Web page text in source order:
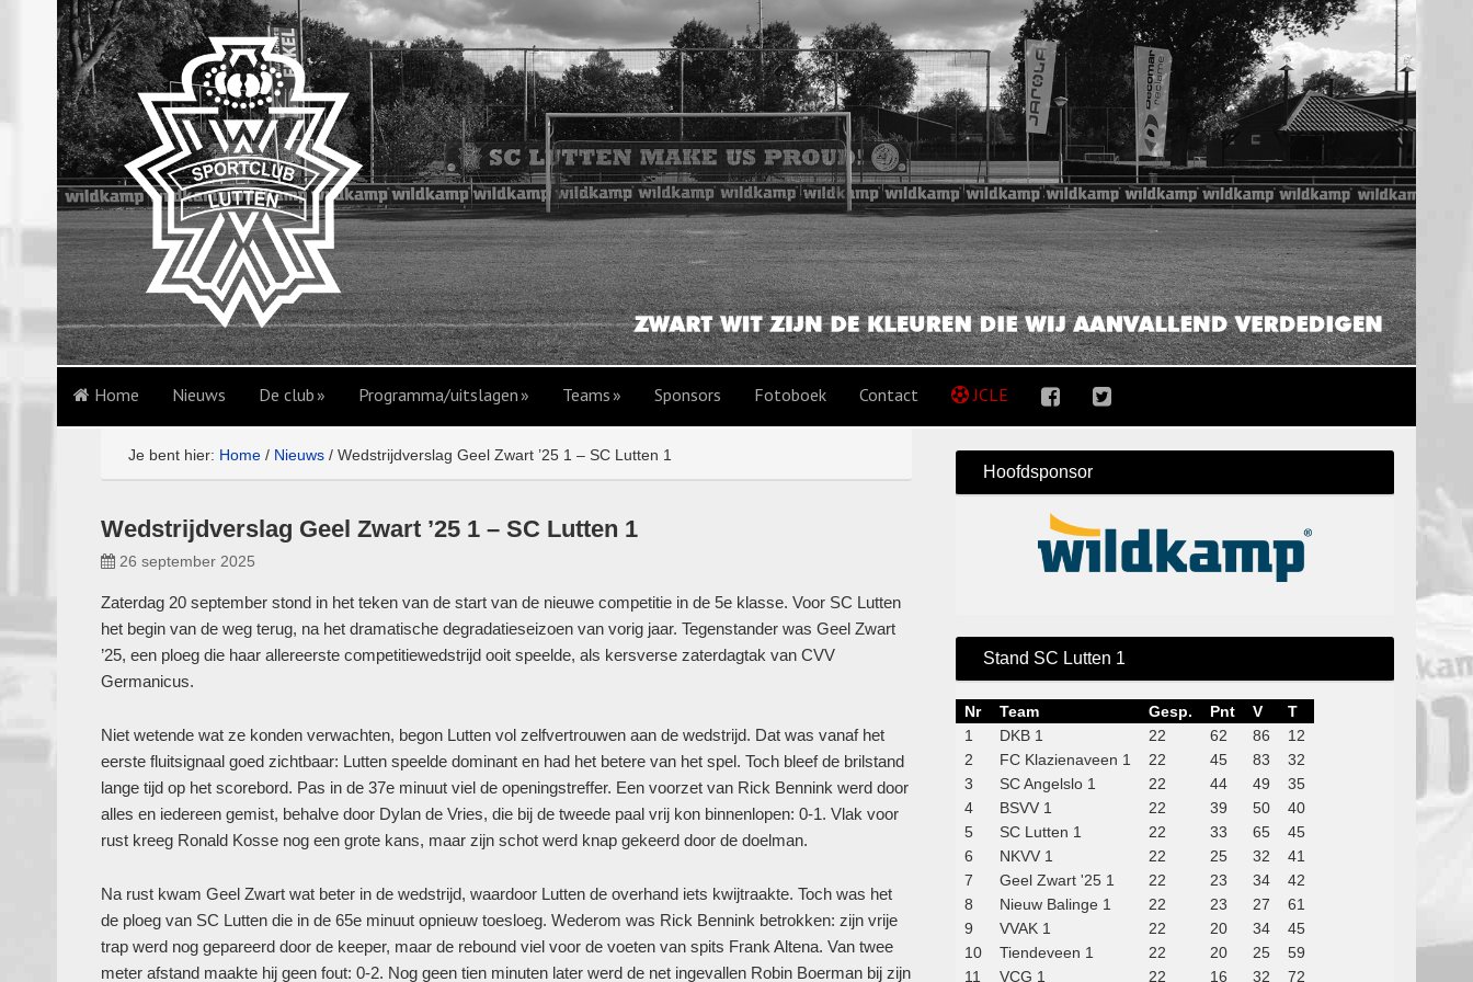
Home Nieuws De club Programma/uitslagen Teams Sponsors Fotoboek Contact JCLE
Je bent hier: Home / Nieuws / Wedstrijdverslag Geel Zwart ’25 1 – SC Lutten 1
Wedstrijdverslag Geel Zwart ’25 1 – SC Lutten 1
26 september 2025
Zaterdag 20 september stond in het teken van de start van de nieuwe competitie in de 5e klasse. Voor SC Lutten
het begin van de weg terug, na het dramatische degradatieseizoen van vorig jaar. Tegenstander was Geel Zwart
’25, een ploeg die haar allereerste competitiewedstrijd ooit speelde, als kersverse zaterdagtak van CVV
Germanicus.
Niet wetende wat ze konden verwachten, begon Lutten vol zelfvertrouwen aan de wedstrijd. Dat was vanaf het
eerste fluitsignaal goed zichtbaar: Lutten speelde dominant en had het betere van het spel. Toch bleef de brilstand
lange tijd op het scorebord. Pas in de 37e minuut viel de openingstreffer. Een voorzet van Rick Bennink werd door
alles en iedereen gemist, behalve door Dylan de Vries, die bij de tweede paal vrij kon binnenlopen: 0-1. Vlak voor
rust kreeg Ronald Kosse nog een grote kans, maar zijn schot werd knap gekeerd door de doelman.
Na rust kwam Geel Zwart wat beter in de wedstrijd, waardoor Lutten de overhand iets kwijtraakte. Toch was het
de ploeg van SC Lutten die in de 65e minuut opnieuw toesloeg. Wederom was Rick Bennink betrokken: zijn vrije
trap werd nog gepareerd door de keeper, maar de rebound viel voor de voeten van spits Frank Altena. Van twee
meter afstand maakte hij geen fout: 0-2. Nog geen tien minuten later werd de net ingevallen Robin Boerman bij zijn
Hoofdsponsor
Stand SC Lutten 1
Nr Team Gesp. Pnt V
T
1
DKB 1 22 62 86
12
2
FC Klazienaveen 1 22 45 83
32
3
SC Angelslo 1 22 44 49
35
4
BSVV 1 22 39 50
40
5
SC Lutten 1 22 33 65
45
6
NKVV 1 22 25 32
41
7
Geel Zwart '25 1 22 23 34
42
8
Nieuw Balinge 1 22 23 27
61
9
VVAK 1 22 20 34
45
10
Tiendeveen 1 22 20 25
59
11
VCG 1 22 16 32 72